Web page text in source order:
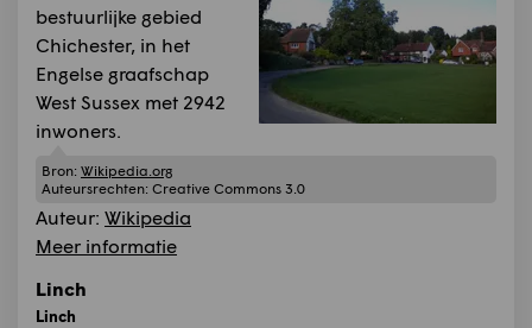
bestuurlijke gebied
Chichester, in het
Engelse graafschap
West Sussex met 2942
inwoners.
Bron: Wikipedia.org
Auteursrechten: Creative Commons 3.0
Auteur: Wikipedia
Meer informatie
Linch
Linch